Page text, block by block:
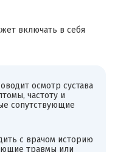
включать в себя
осмотр сустава
частоту и
сопутствующие
с врачом историю
травмы или